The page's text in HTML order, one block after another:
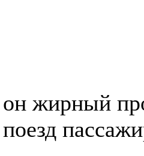
он жирный
поезд